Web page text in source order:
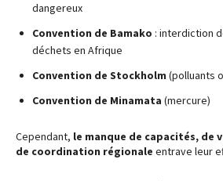
dangereux
Convention de Bamako : interdiction
déchets en Afrique
Convention de Stockholm (polluants
Convention de Minamata (mercure)
Cependant, le manque de capacités,
de coordination régionale entrave leur